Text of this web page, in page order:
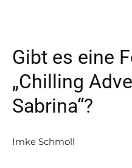
Gibt es eine
„Chilling
Sabrina“?
Imke Schmoll